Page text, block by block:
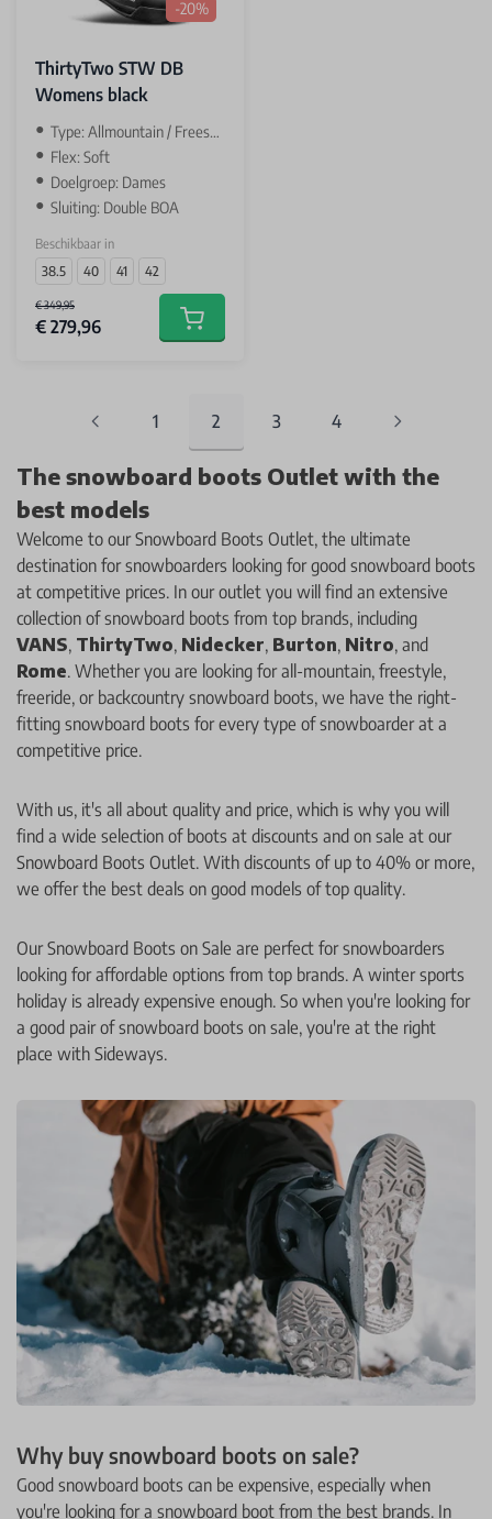
-20%
ThirtyTwo STW DB
Womens black
Type: Allmountain / Freestyle
Flex: Soft
Doelgroep: Dames
Sluiting: Double BOA
Beschikbaar in
38.5
40 41 42
€ 349,95
€ 279,96 Add to cart
Pagina
1 You're currently reading page
2 Pagina
3 Pagina
4
The snowboard boots Outlet with the
best models
Welcome to our Snowboard Boots Outlet, the ultimate
destination for snowboarders looking for good snowboard boots
at competitive prices. In our outlet you will find an extensive
collection of snowboard boots from top brands, including
VANS, ThirtyTwo, Nidecker, Burton, Nitro, and
Rome. Whether you are looking for all-mountain, freestyle,
freeride, or backcountry snowboard boots, we have the right-
fitting snowboard boots for every type of snowboarder at a
competitive price.
With us, it's all about quality and price, which is why you will
find a wide selection of boots at discounts and on sale at our
Snowboard Boots Outlet. With discounts of up to 40% or more,
we offer the best deals on good models of top quality.
Our Snowboard Boots on Sale are perfect for snowboarders
looking for affordable options from top brands. A winter sports
holiday is already expensive enough. So when you're looking for
a good pair of snowboard boots on sale, you're at the right
place with Sideways.
Why buy snowboard boots on sale?
Good snowboard boots can be expensive, especially when
you're looking for a snowboard boot from the best brands. In